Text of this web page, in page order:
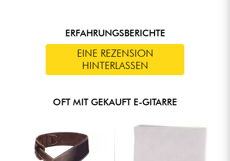
ERFAHRUNGSBERICHTE
EINE REZENSION
HINTERLASSEN
OFT MIT GEKAUFT E-GITARRE